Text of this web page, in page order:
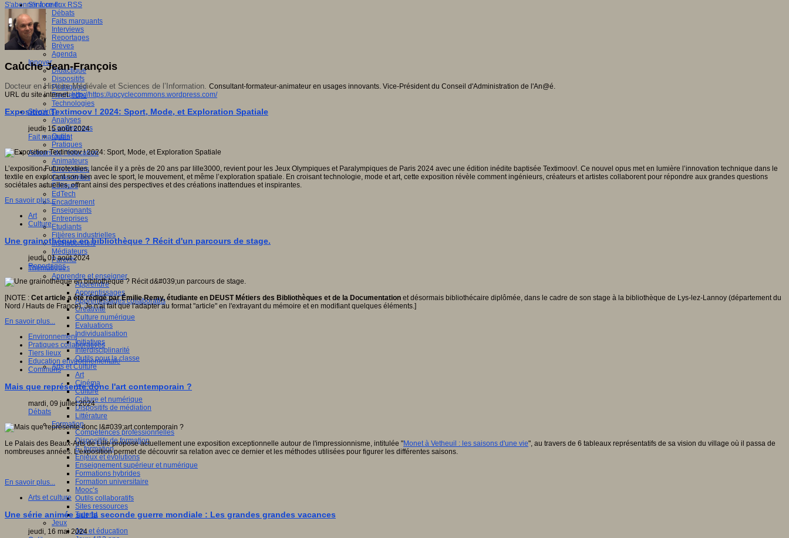
S'informer
Débats
Faits marquants
Interviews
Reportages
Brèves
Agenda
Innover
Didactique
Dispositifs
Pédagogie
Recherche
Technologies
Savoir(s)
Analyses
Conférences
Outils
Pratiques
Acteurs de l'éducation
Animateurs
Chercheurs
Collectivités
Editeurs
EdTech
Encadrement
Enseignants
Entreprises
Etudiants
Filières industrielles
Institutionnels
Médiateurs
Parents
Thématiques
Apprendre et enseigner
Apprendre
Apprentissages
Apprentissages collaboratifs
Créativité
Culture numérique
Evaluations
Individualisation
Initiatives
Interdisciplinarité
Outils pour la classe
Arts et Culture
Art
Cinéma
Culture
Culture et numérique
Dispositifs de médiation
Littérature
Formation
Compétences professionnelles
Dispositifs de formation
E- formation
Enjeux et évolutions
Enseignement supérieur et numérique
Formations hybrides
Formation universitaire
Mooc’s
Outils collaboratifs
Sites ressources
Tutorat
Jeux
Jeu et éducation
S'abonner à ce flux RSS
Cauche Jean-François
Docteur en Histoire Médiévale et Sciences de l’Information. Consultant-formateur-animateur en usages innovants. Vice-Président du Conseil d'Administration de l'An@é.
URL du site internet:http://https://upcyclecommons.wordpress.com/
Exposition Textimoov ! 2024: Sport, Mode, et Exploration Spatiale
jeudi, 15 août 2024
Fait marquant
L’exposition Futurotextiles, lancée il y a près de 20 ans par lille3000, revient pour les Jeux Olympiques et Paralympiques de Paris 2024 avec une édition inédite baptisée Textimoov!. Ce nouvel opus met en lumière l’innovation technique dans le
textile en explorant son lien avec le sport, le mouvement, et même l’exploration spatiale. En croisant technologie, mode et art, cette exposition révèle comment ingénieurs, créateurs et artistes collaborent pour répondre aux grandes questions
sociétales actuelles, offrant ainsi des perspectives et des créations inattendues et inspirantes.
En savoir plus...
Art
Culture
Une grainothèque en bibliothèque ? Récit d'un parcours de stage.
jeudi, 01 août 2024
Reportages
[NOTE : Cet article a été rédigé par Émilie Remy, étudiante en DEUST Métiers des Bibliothèques et de la Documentation et désormais bibliothécaire diplômée, dans le cadre de son stage à la bibliothèque de Lys-lez-Lannoy (département du
Nord / Hauts de France). Je n'ai fait que l'adapter au format "article" en l'extrayant du mémoire et en modifiant quelques éléments.]
En savoir plus...
Environnement
Pratiques collaboratives
Tiers lieux
Education environnementale
Communs
Mais que représente donc l'art contemporain ?
mardi, 09 juillet 2024
Débats
Le Palais des Beaux-Arts de Lille propose actuellement une exposition exceptionnelle autour de l'impressionnisme, intitulée "Monet à Vetheuil : les saisons d'une vie", au travers de 6 tableaux représentatifs de sa vision du village où il passa de
nombreuses années. L'exposition permet de découvrir sa relation avec ce dernier et les méthodes utilisées pour figurer les différentes saisons.
En savoir plus...
Arts et culture
Une série animée sur la seconde guerre mondiale : Les grandes grandes vacances
jeudi, 16 mai 2024